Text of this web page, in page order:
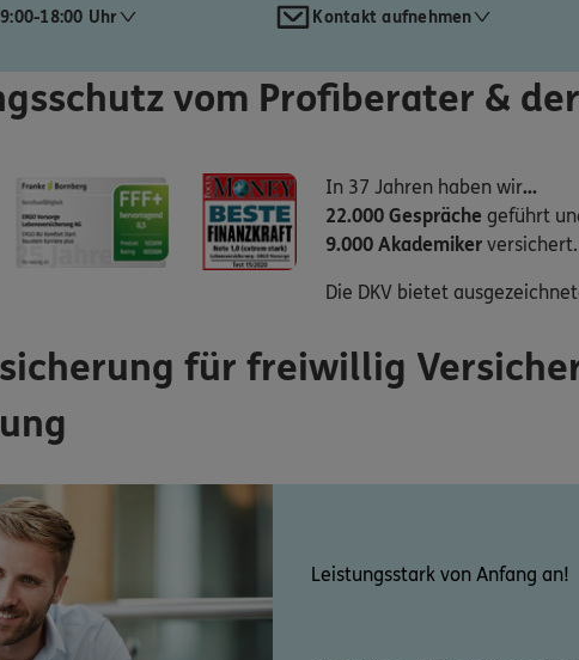
18:00 Uhr Kontakt aufnehmen
vom Profiberater &
In 37 Jahren haben wir...
22.000 Gespräche geführt
9.000 Akademiker versichert.
Die DKV bietet
für freiwillig
Leistungsstark von Anfang an!